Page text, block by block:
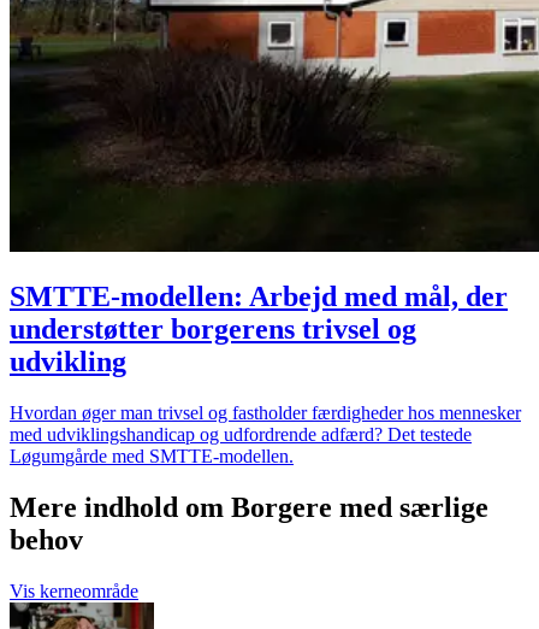
SMTTE-modellen: Arbejd med mål, der
understøtter borgerens trivsel og
udvikling
Hvordan øger man trivsel og fastholder færdigheder hos mennesker
med udviklingshandicap og udfordrende adfærd? Det testede
Løgumgårde med SMTTE-modellen.
Mere indhold om Borgere med særlige
behov
Vis kerneområde